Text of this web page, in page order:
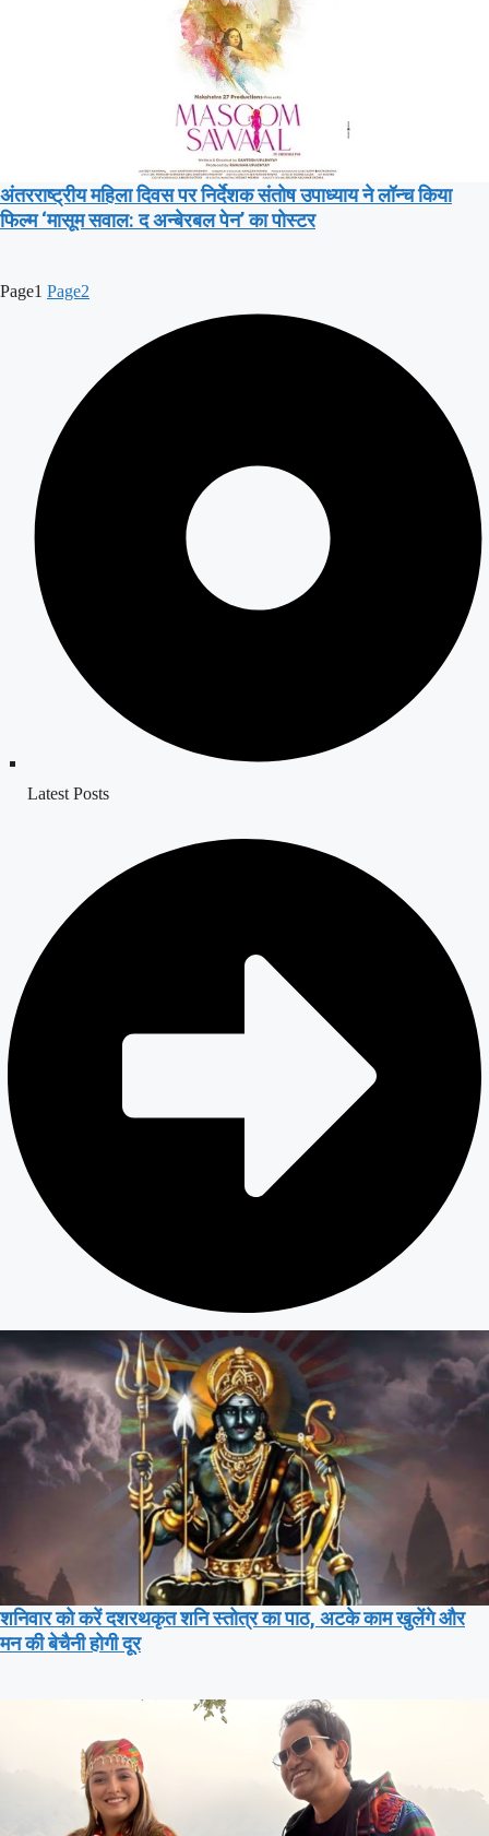
अंतरराष्ट्रीय महिला दिवस पर निर्देशक संतोष उपाध्याय ने लॉन्च किया
फिल्म ‘मासूम सवाल: द अन्बेरबल पेन’ का पोस्टर
Page1 Page2
Latest Posts
शनिवार को करें दशरथकृत शनि स्तोत्र का पाठ, अटके काम खुलेंगे और
मन की बेचैनी होगी दूर